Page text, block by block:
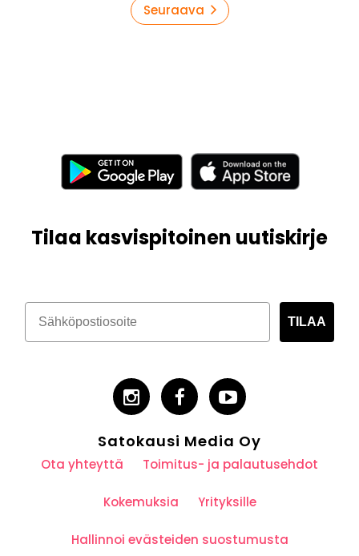
Seuraava
Tilaa kasvispitoinen uutiskirje
TILAA
Satokausi Media Oy
Ota yhteyttä Toimitus- ja palautusehdot
Kokemuksia Yrityksille
Hallinnoi evästeiden suostumusta